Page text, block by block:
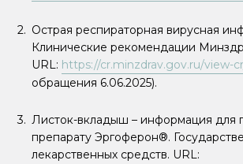
Острая респираторная вирусная
Клинические рекомендации
URL: https://cr.minzdrav.gov.ru/view-
обращения 6.06.2025).
Листок-вкладыш – информация для
препарату Эргоферон®.
лекарственных средств. URL: